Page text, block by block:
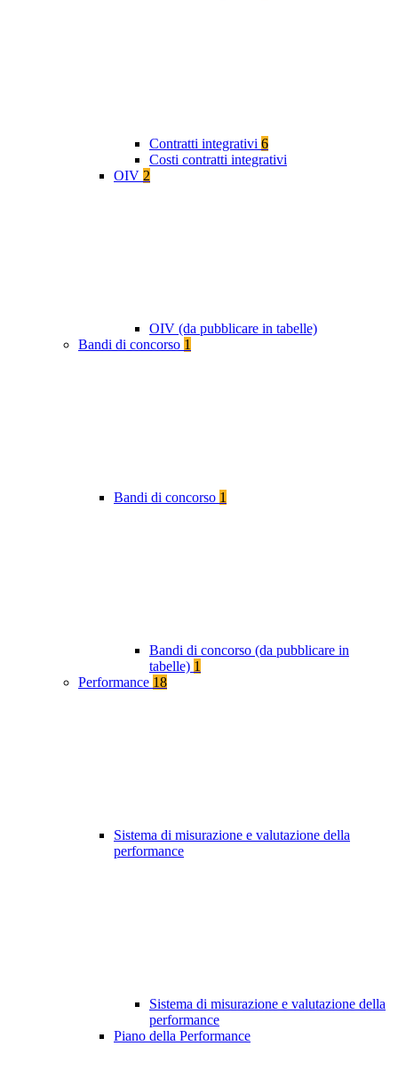
Contratti integrativi 6
Costi contratti integrativi
OIV 2
OIV (da pubblicare in tabelle)
Bandi di concorso 1
Bandi di concorso 1
Bandi di concorso (da pubblicare in
tabelle) 1
Performance 18
Sistema di misurazione e valutazione della
performance
Sistema di misurazione e valutazione della
performance
Piano della Performance